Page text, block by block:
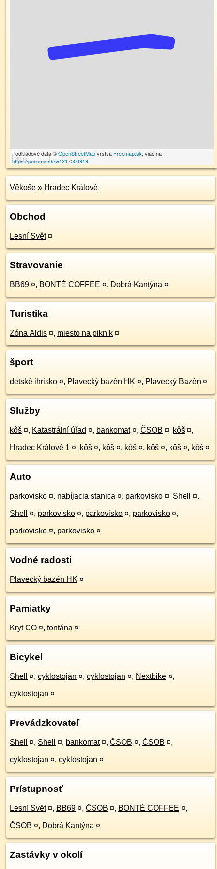
30 m
Podkladové dáta ©OpenStreetMapvrstva Freemap.sk, viac na
https://poi.oma.sk/w1217506919
Věkoše » Hradec Králové
Obchod
Lesní Svět ¤
Stravovanie
BB69 ¤, BONTÉ COFFEE ¤, Dobrá Kantýna ¤
Turistika
Zóna Aldis ¤, miesto na piknik ¤
šport
detské ihrisko ¤, Plavecký bazén HK ¤, Plavecký Bazén ¤
Služby
kôš ¤, Katastrální úřad ¤, bankomat ¤, ČSOB ¤, kôš ¤,
Hradec Králové 1 ¤, kôš ¤, kôš ¤, kôš ¤, kôš ¤, kôš ¤, kôš ¤
Auto
parkovisko ¤, nabíjacia stanica ¤, parkovisko ¤, Shell ¤,
Shell ¤, parkovisko ¤, parkovisko ¤, parkovisko ¤,
parkovisko ¤, parkovisko ¤
Vodné radosti
Plavecký bazén HK ¤
Pamiatky
Kryt CO ¤, fontána ¤
Bicykel
Shell ¤, cyklostojan ¤, cyklostojan ¤, Nextbike ¤,
cyklostojan ¤
Prevádzkovateľ
Shell ¤, Shell ¤, bankomat ¤, ČSOB ¤, ČSOB ¤,
cyklostojan ¤, cyklostojan ¤
Prístupnosť
Lesní Svět ¤, BB69 ¤, ČSOB ¤, BONTÉ COFFEE ¤,
ČSOB ¤, Dobrá Kantýna ¤
Zastávky v okolí